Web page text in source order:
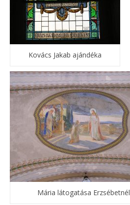
Kovács Jakab ajándéka
Mária látogatása Erzsébetnél